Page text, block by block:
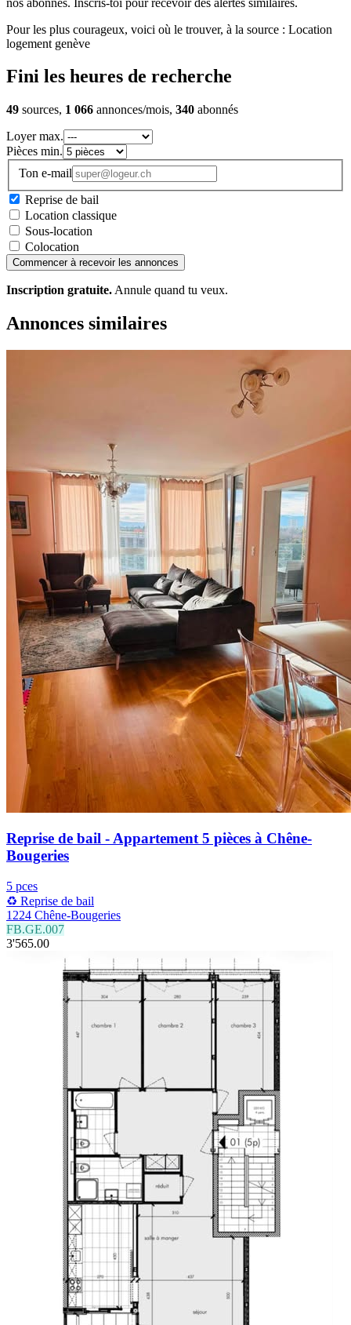
Pour les plus courageux, voici où le trouver, à la source : Location
logement genève
Fini les heures de recherche
49 sources, 1 066 annonces/mois, 340 abonnés
Loyer max.
Pièces min.
Ton e-mail
Reprise de bail
Location classique
Sous-location
Colocation
Commencer à recevoir les annonces
Inscription gratuite. Annule quand tu veux.
Annonces similaires
Reprise de bail - Appartement 5 pièces à Chêne-
Bougeries
5 pces
♻️ Reprise de bail
1224 Chêne-Bougeries
FB.GE.007
3'565.00